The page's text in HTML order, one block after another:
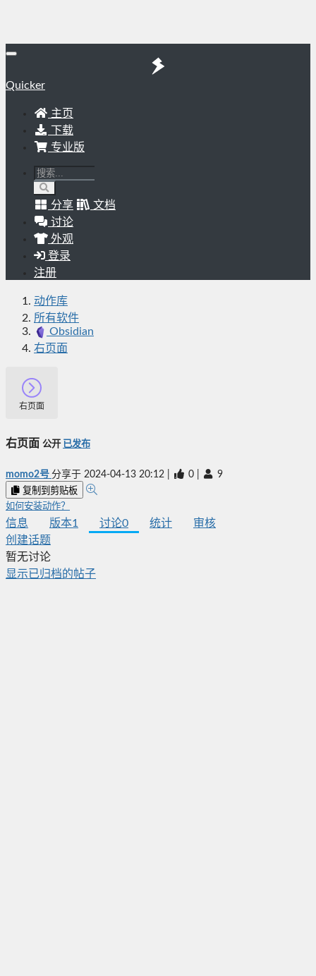
Quicker
主页
下载
专业版
分享
文档
讨论
外观
登录
注册
动作库
所有软件
Obsidian
右页面
右页面
右页面 公开 已发布
momo2号 分享于 2024-04-13 20:12 0 9
复制到剪贴板
如何安装动作？
信息 版本1 讨论0 统计
审核
创建话题
暂无讨论
显示已归档的帖子